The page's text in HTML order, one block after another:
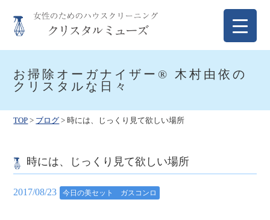
content
お掃除オーガナイザー® 木村由依の
クリスタルな日々
TOP > ブログ > 時には、じっくり見て欲しい場所
時には、じっくり見て欲しい場所
2017/08/23 今日の美セット ガスコンロ